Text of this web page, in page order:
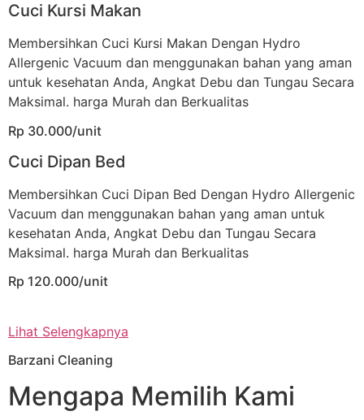
Cuci Kursi Makan
Membersihkan Cuci Kursi Makan Dengan Hydro
Allergenic Vacuum dan menggunakan bahan yang aman
untuk kesehatan Anda, Angkat Debu dan Tungau Secara
Maksimal. harga Murah dan Berkualitas
Rp 30.000/unit
Cuci Dipan Bed
Membersihkan Cuci Dipan Bed Dengan Hydro Allergenic
Vacuum dan menggunakan bahan yang aman untuk
kesehatan Anda, Angkat Debu dan Tungau Secara
Maksimal. harga Murah dan Berkualitas
Rp 120.000/unit
Lihat Selengkapnya
Barzani Cleaning
Mengapa Memilih Kami